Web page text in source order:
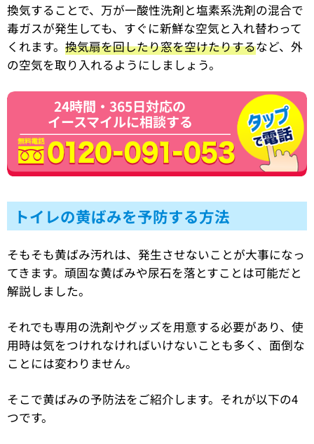
換気することで、万が一酸性洗剤と塩素系洗剤の混合で
毒ガスが発生しても、すぐに新鮮な空気と入れ替わって
くれます。 換気扇を回したり窓を空けたりするなど、外
の空気を取り入れるようにしましょう。
24時間・365日対応の
イースマイルに相談する
トイレの黄ばみを予防する方法
そもそも黄ばみ汚れは、発生させないことが大事になっ
てきます。頑固な黄ばみや尿石を落とすことは可能だと
解説しました。
それでも専用の洗剤やグッズを用意する必要があり、使
用時は気をつけれなければいけないことも多く、面倒な
ことには変わりません。
そこで黄ばみの予防法をご紹介します。それが以下の4
つです。